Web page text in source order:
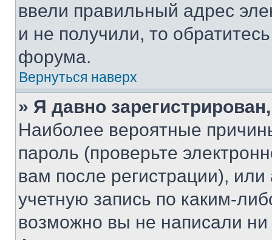
ввели правильный адрес
и не получили, то
форума.
Вернуться наверх
» Я давно
Наиболее вероятные
пароль (проверьте
вам после регистрации),
учетную запись по каким-
возможно вы не написали